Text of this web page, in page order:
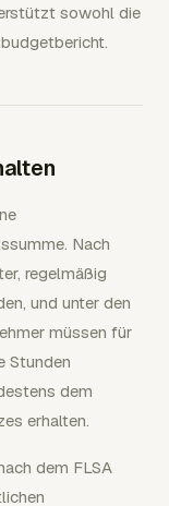
sowohl die
Nach
regelmäßig
und unter den
müssen für
Stunden
dem
erhalten.
dem FLSA